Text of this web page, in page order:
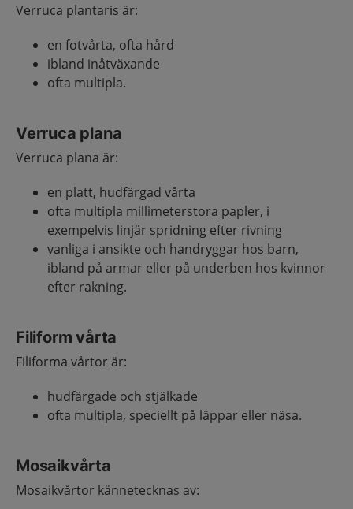
Verruca plantaris är:
en fotvårta, ofta hård
ibland inåtväxande
ofta multipla.
Verruca plana
Verruca plana är:
en platt, hudfärgad vårta
ofta multipla millimeterstora papler, i
exempelvis linjär spridning efter rivning
vanliga i ansikte och handryggar hos barn,
ibland på armar eller på underben hos kvinnor
efter rakning.
Filiform vårta
Filiforma vårtor är:
hudfärgade och stjälkade
ofta multipla, speciellt på läppar eller näsa.
Mosaikvårta
Mosaikvårtor kännetecknas av: